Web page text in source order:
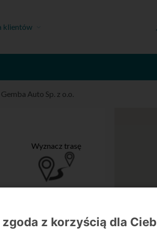
klientów
Gemba Auto Sp. z o.o.
Wyznacz trasę
z korzyścią dla